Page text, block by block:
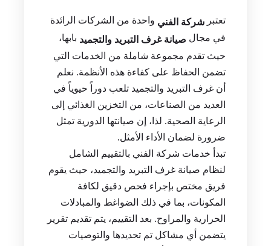
تعتبر شركة الفني واحدة من الشركات الرائدة
في مجال صيانة غرف التبريد والتجميد بابها،
حيث تقدم مجموعة شاملة من الخدمات التي
تضمن الحفاظ على كفاءة هذه الأنظمة. نعلم
أن غرف التبريد والتجميد تلعب دوراً حيوياً في
العديد من الصناعات، من التخزين الغذائي إلى
الرعاية الصحية. لذا، إن صيانتها الدورية تمثل
ضرورة لضمان الأداء الأمثل.
تبدأ خدمات شركة الفني بالتقييم الشامل
لنظام صيانة غرف التبريد والتجميد، حيث يقوم
فريق مختص بإجراء فحص دقيق لكافة
المكونات، بما في ذلك الضواغط والمبادلات
الحرارية والمراوح. بعد التقييم، يتم تقديم تقرير
يتضمن أي مشاكل تم تحديدها والتوصيات